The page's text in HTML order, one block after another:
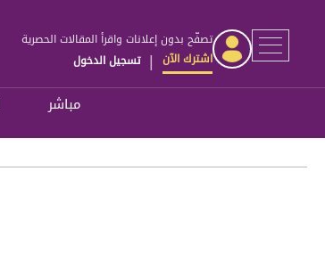
تصفّح بدون إعلانات واقرأ المقالات الحصرية
اشترك الآن | تسجيل الدخول
مباشر